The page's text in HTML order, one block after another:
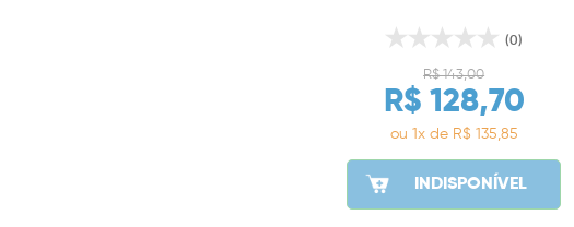
(0)
R$ 143,00
R$ 128,70
ou 1x de R$ 135,85
INDISPONÍVEL